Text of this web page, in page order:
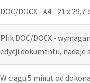
DOC/DOCX - A4 - 21 x 29,7
Plik DOC/DOCX -
edycji dokumentu, nadaje
W ciągu 5 minut od